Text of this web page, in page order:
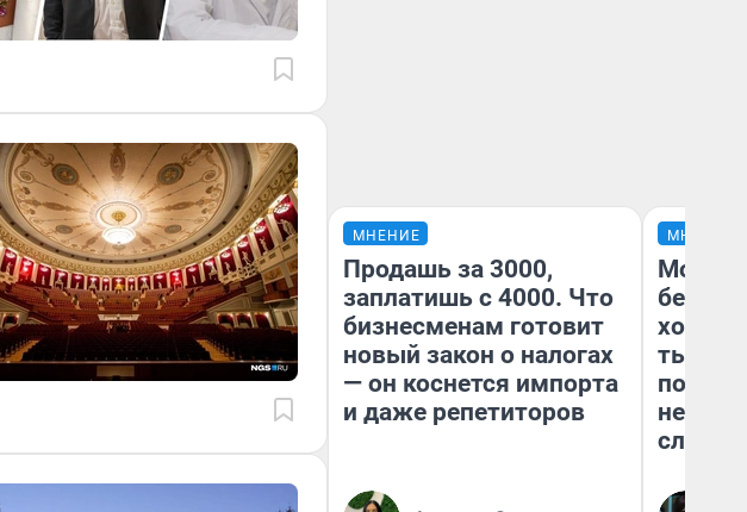
МНЕНИЕ
Продашь за 3000,
заплатишь с 4000. Что
бизнесменам готовит
новый закон о налогах
— он коснется импорта
и даже репетиторов
МНЕНИЕ
Мой
хотела
тысяч
ней